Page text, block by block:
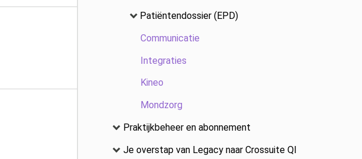
Patiëntendossier (EPD)
Communicatie
Integraties
Kineo
Mondzorg
Praktijkbeheer en abonnement
Je overstap van Legacy naar Crossuite QI